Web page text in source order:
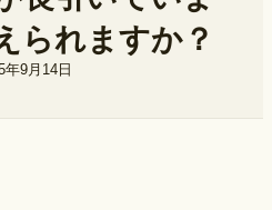
られますか？
年9月14日